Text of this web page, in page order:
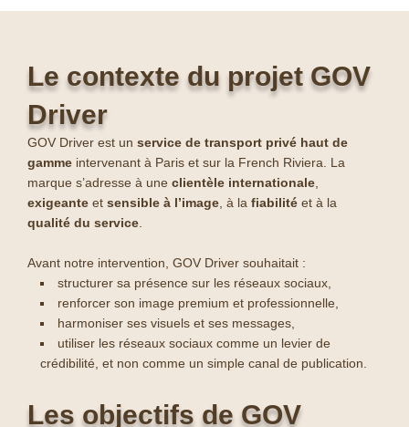
Le contexte du projet GOV
Driver
GOV Driver est un service de transport privé haut de
gamme intervenant à Paris et sur la French Riviera. La
marque s’adresse à une clientèle internationale
exigeante et sensible à l’image , à la fiabilité et à la
qualité du service
Avant notre intervention, GOV Driver souhaitait :
structurer sa présence sur les réseaux sociaux,
renforcer son image premium et professionnelle,
harmoniser ses visuels et ses messages,
utiliser les réseaux sociaux comme un levier de
crédibilité, et non comme un simple canal de publication.
Les objectifs de GOV